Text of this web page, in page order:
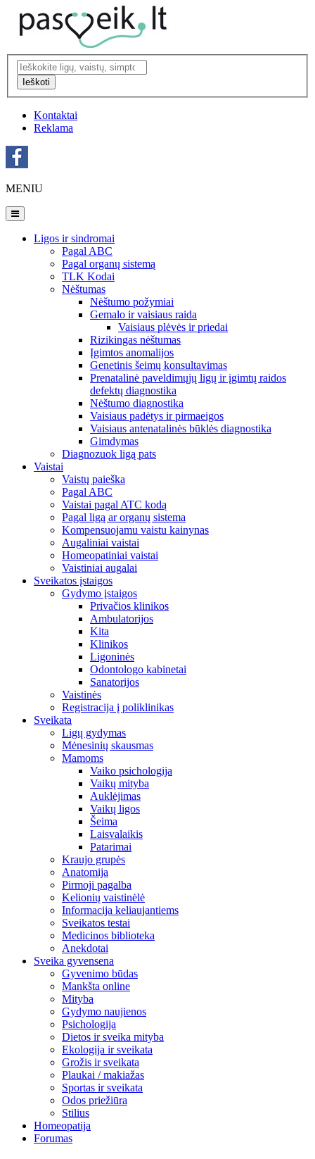
Ieškoti
Kontaktai
Reklama
MENIU
Ligos ir sindromai
Pagal ABC
Pagal organų sistemą
TLK Kodai
Nėštumas
Nėštumo požymiai
Gemalo ir vaisiaus raida
Vaisiaus plėvės ir priedai
Rizikingas nėštumas
Įgimtos anomalijos
Genetinis šeimų konsultavimas
Prenatalinė paveldimųjų ligų ir įgimtų raidos
defektų diagnostika
Nėštumo diagnostika
Vaisiaus padėtys ir pirmaeigos
Vaisiaus antenatalinės būklės diagnostika
Gimdymas
Diagnozuok ligą pats
Vaistai
Vaistų paieška
Pagal ABC
Vaistai pagal ATC kodą
Pagal ligą ar organų sistema
Kompensuojamu vaistu kainynas
Augaliniai vaistai
Homeopatiniai vaistai
Vaistiniai augalai
Sveikatos įstaigos
Gydymo įstaigos
Privačios klinikos
Ambulatorijos
Kita
Klinikos
Ligoninės
Odontologo kabinetai
Sanatorijos
Vaistinės
Registracija į poliklinikas
Sveikata
Ligų gydymas
Mėnesinių skausmas
Mamoms
Vaiko psichologija
Vaikų mityba
Auklėjimas
Vaikų ligos
Šeima
Laisvalaikis
Patarimai
Kraujo grupės
Anatomija
Pirmoji pagalba
Kelionių vaistinėlė
Informacija keliaujantiems
Sveikatos testai
Medicinos biblioteka
Anekdotai
Sveika gyvensena
Gyvenimo būdas
Mankšta online
Mityba
Gydymo naujienos
Psichologija
Dietos ir sveika mityba
Ekologija ir sveikata
Grožis ir sveikata
Plaukai / makiažas
Sportas ir sveikata
Odos priežiūra
Stilius
Homeopatija
Forumas